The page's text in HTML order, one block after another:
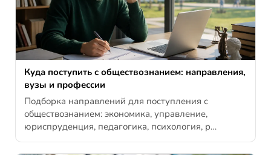
Куда поступить с обществознанием: направления,
вузы и профессии
Подборка направлений для поступления с
обществознанием: экономика, управление,
юриспруденция, педагогика, психология, р…